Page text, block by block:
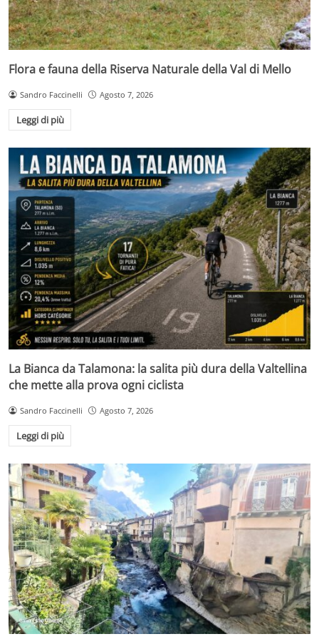
Flora e fauna della Riserva Naturale della Val di Mello
Sandro Faccinelli Agosto 7, 2026
Leggi di più
La Bianca da Talamona: la salita più dura della Valtellina
che mette alla prova ogni ciclista
Sandro Faccinelli Agosto 7, 2026
Leggi di più